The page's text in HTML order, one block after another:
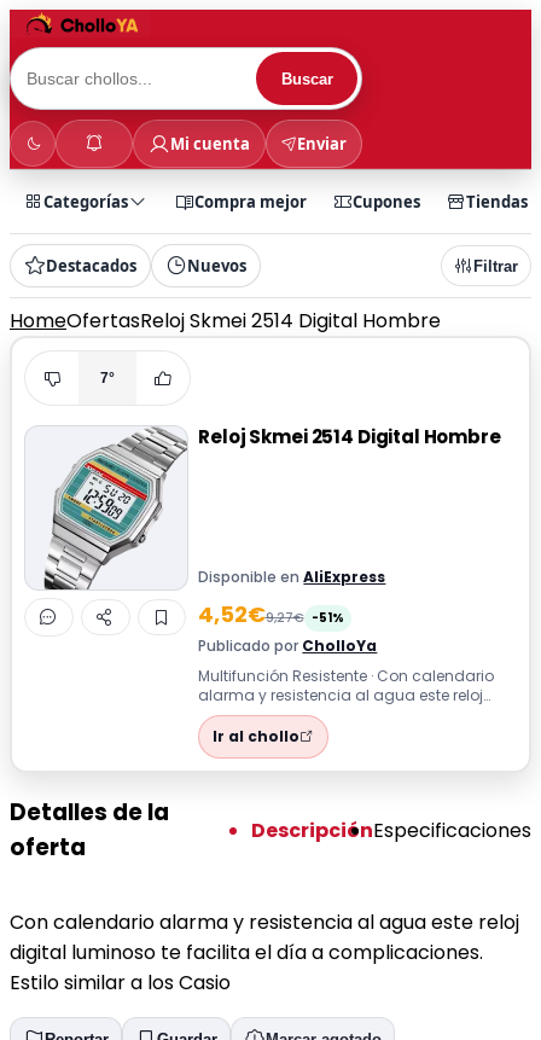
Buscar
Mi cuenta Enviar
Categorías Compra mejor Cupones Tiendas
Destacados Nuevos Filtrar
HomeOfertasReloj Skmei 2514 Digital Hombre
7°
Reloj Skmei 2514 Digital Hombre
Disponible enAliExpress
4,52€9,27€ -51%
Publicado por CholloYa
Multifunción Resistente · Con calendario
alarma y resistencia al agua este reloj
digital luminoso te facilita el día ...
Ir al chollo
Detalles de la
oferta
DescripciónEspecificaciones
Con calendario alarma y resistencia al agua este reloj
digital luminoso te facilita el día a complicaciones.
Estilo similar a los Casio